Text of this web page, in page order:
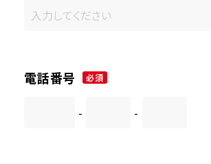
電話番号 必須
- -